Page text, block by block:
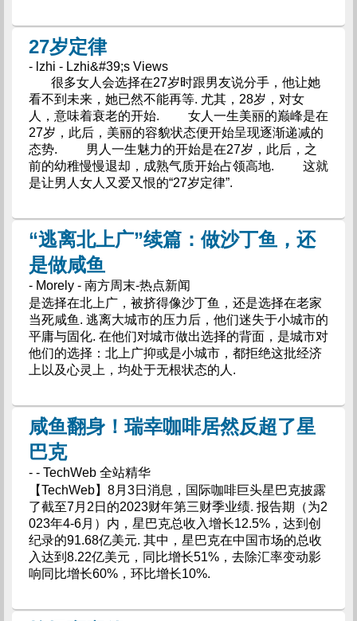
27岁定律
- lzhi - Lzhi&#39;s Views
很多女人会选择在27岁时跟男友说分手，他让她
看不到未来，她已然不能再等. 尤其，28岁，对女
人，意味着衰老的开始. 女人一生美丽的巅峰是在
27岁，此后，美丽的容貌状态便开始呈现逐渐递减的
态势. 男人一生魅力的开始是在27岁，此后，之
前的幼稚慢慢退却，成熟气质开始占领高地. 这就
是让男人女人又爱又恨的“27岁定律”.
“逃离北上广”续篇：做沙丁鱼，还
是做咸鱼
- Morely - 南方周末-热点新闻
是选择在北上广，被挤得像沙丁鱼，还是选择在老家
当死咸鱼. 逃离大城市的压力后，他们迷失于小城市的
平庸与固化. 在他们对城市做出选择的背面，是城市对
他们的选择：北上广抑或是小城市，都拒绝这批经济
上以及心灵上，均处于无根状态的人.
咸鱼翻身！瑞幸咖啡居然反超了星
巴克
- - TechWeb 全站精华
【TechWeb】8月3日消息，国际咖啡巨头星巴克披露
了截至7月2日的2023财年第三财季业绩. 报告期（为2
023年4-6月）内，星巴克总收入增长12.5%，达到创
纪录的91.68亿美元. 其中，星巴克在中国市场的总收
入达到8.22亿美元，同比增长51%，去除汇率变动影
响同比增长60%，环比增长10%.